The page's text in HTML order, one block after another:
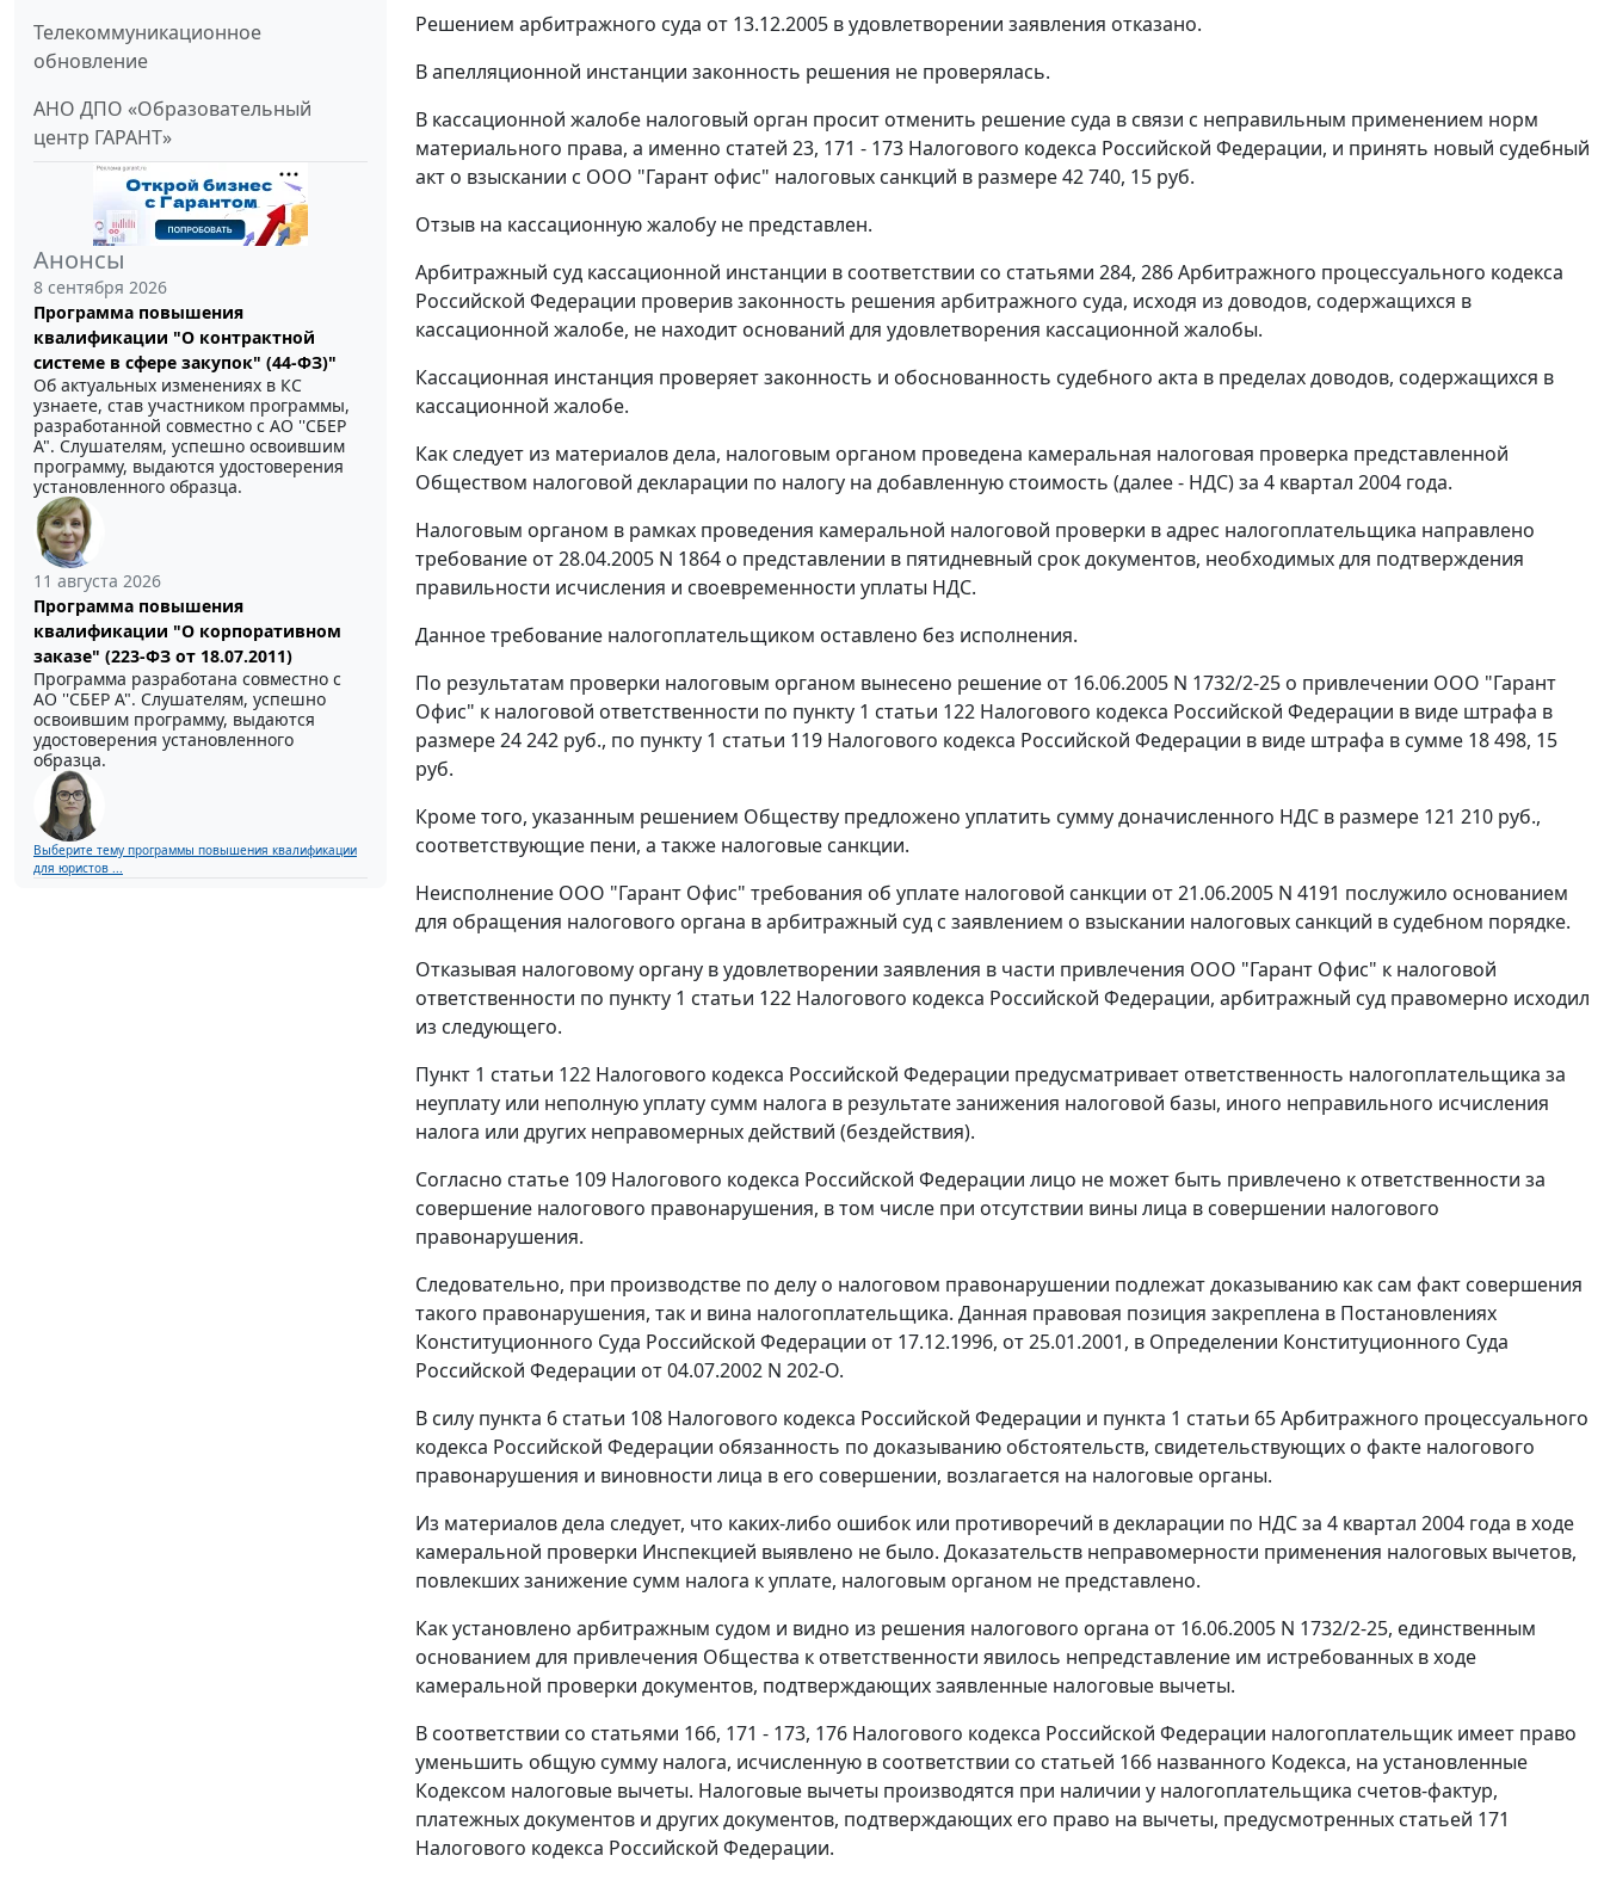
Телекоммуникационное
обновление
АНО ДПО «Образовательный
центр ГАРАНТ»
Анонсы
8 сентября 2026
Программа повышения
квалификации "О контрактной
системе в сфере закупок" (44-ФЗ)"
Об актуальных изменениях в КС
узнаете, став участником программы,
разработанной совместно с АО ''СБЕР
А". Слушателям, успешно освоившим
программу, выдаются удостоверения
установленного образца.
11 августа 2026
Программа повышения
квалификации "О корпоративном
заказе" (223-ФЗ от 18.07.2011)
Программа разработана совместно с
АО ''СБЕР А". Слушателям, успешно
освоившим программу, выдаются
удостоверения установленного
образца.
Выберите тему программы повышения квалификации
для юристов ...
Решением арбитражного суда от 13.12.2005 в удовлетворении заявления отказано.
В апелляционной инстанции законность решения не проверялась.
В кассационной жалобе налоговый орган просит отменить решение суда в связи с неправильным применением норм
материального права, а именно статей 23, 171 - 173 Налогового кодекса Российской Федерации, и принять новый судебный
акт о взыскании с ООО "Гарант офис" налоговых санкций в размере 42 740, 15 руб.
Отзыв на кассационную жалобу не представлен.
Арбитражный суд кассационной инстанции в соответствии со статьями 284, 286Арбитражного процессуального кодекса
Российской Федерации проверив законность решения арбитражного суда, исходя из доводов, содержащихся в
кассационной жалобе, не находит оснований для удовлетворения кассационной жалобы.
Кассационная инстанция проверяет законность и обоснованность судебного акта в пределах доводов, содержащихся в
кассационной жалобе.
Как следует из материалов дела, налоговым органом проведена камеральная налоговая проверка представленной
Обществом налоговой декларации по налогу на добавленную стоимость (далее - НДС) за 4 квартал 2004 года.
Налоговым органом в рамках проведения камеральной налоговой проверки в адрес налогоплательщика направлено
требование от 28.04.2005 N 1864 о представлении в пятидневный срок документов, необходимых для подтверждения
правильности исчисления и своевременности уплаты НДС.
Данное требование налогоплательщиком оставлено без исполнения.
По результатам проверки налоговым органом вынесено решение от 16.06.2005 N 1732/2-25 о привлечении ООО "Гарант
Офис" к налоговой ответственности по пункту 1 статьи 122 Налогового кодекса Российской Федерации в виде штрафа в
размере 24 242 руб., по пункту 1 статьи 119 Налогового кодекса Российской Федерации в виде штрафа в сумме 18 498, 15
руб.
Кроме того, указанным решением Обществу предложено уплатить сумму доначисленного НДС в размере 121 210 руб.,
соответствующие пени, а также налоговые санкции.
Неисполнение ООО "Гарант Офис" требования об уплате налоговой санкции от 21.06.2005 N 4191 послужило основанием
для обращения налогового органа в арбитражный суд с заявлением о взыскании налоговых санкций в судебном порядке.
Отказывая налоговому органу в удовлетворении заявления в части привлечения ООО "Гарант Офис" к налоговой
ответственности по пункту 1 статьи 122 Налогового кодекса Российской Федерации, арбитражный суд правомерно исходил
из следующего.
Пункт 1 статьи 122 Налогового кодекса Российской Федерации предусматривает ответственность налогоплательщика за
неуплату или неполную уплату сумм налога в результате занижения налоговой базы, иного неправильного исчисления
налога или других неправомерных действий (бездействия).
Согласно статье 109 Налогового кодекса Российской Федерации лицо не может быть привлечено к ответственности за
совершение налогового правонарушения, в том числе при отсутствии вины лица в совершении налогового
правонарушения.
Следовательно, при производстве по делу о налоговом правонарушении подлежат доказыванию как сам факт совершения
такого правонарушения, так и вина налогоплательщика. Данная правовая позиция закреплена в Постановлениях
Конституционного Суда Российской Федерации от 17.12.1996, от 25.01.2001, в Определении Конституционного Суда
Российской Федерации от 04.07.2002 N 202-О.
В силу пункта 6 статьи 108 Налогового кодекса Российской Федерации и пункта 1 статьи 65Арбитражного процессуального
кодекса Российской Федерации обязанность по доказыванию обстоятельств, свидетельствующих о факте налогового
правонарушения и виновности лица в его совершении, возлагается на налоговые органы.
Из материалов дела следует, что каких-либо ошибок или противоречий в декларации по НДС за 4 квартал 2004 года в ходе
камеральной проверки Инспекцией выявлено не было. Доказательств неправомерности применения налоговых вычетов,
повлекших занижение сумм налога к уплате, налоговым органом не представлено.
Как установлено арбитражным судом и видно из решения налогового органа от 16.06.2005 N 1732/2-25, единственным
основанием для привлечения Общества к ответственности явилось непредставление им истребованных в ходе
камеральной проверки документов, подтверждающих заявленные налоговые вычеты.
В соответствии со статьями 166, 171 - 173, 176 Налогового кодекса Российской Федерации налогоплательщик имеет право
уменьшить общую сумму налога, исчисленную в соответствии со статьей 166 названного Кодекса, на установленные
Кодексом налоговые вычеты. Налоговые вычеты производятся при наличии у налогоплательщика счетов-фактур,
платежных документов и других документов, подтверждающих его право на вычеты, предусмотренных статьей 171
Налогового кодекса Российской Федерации.